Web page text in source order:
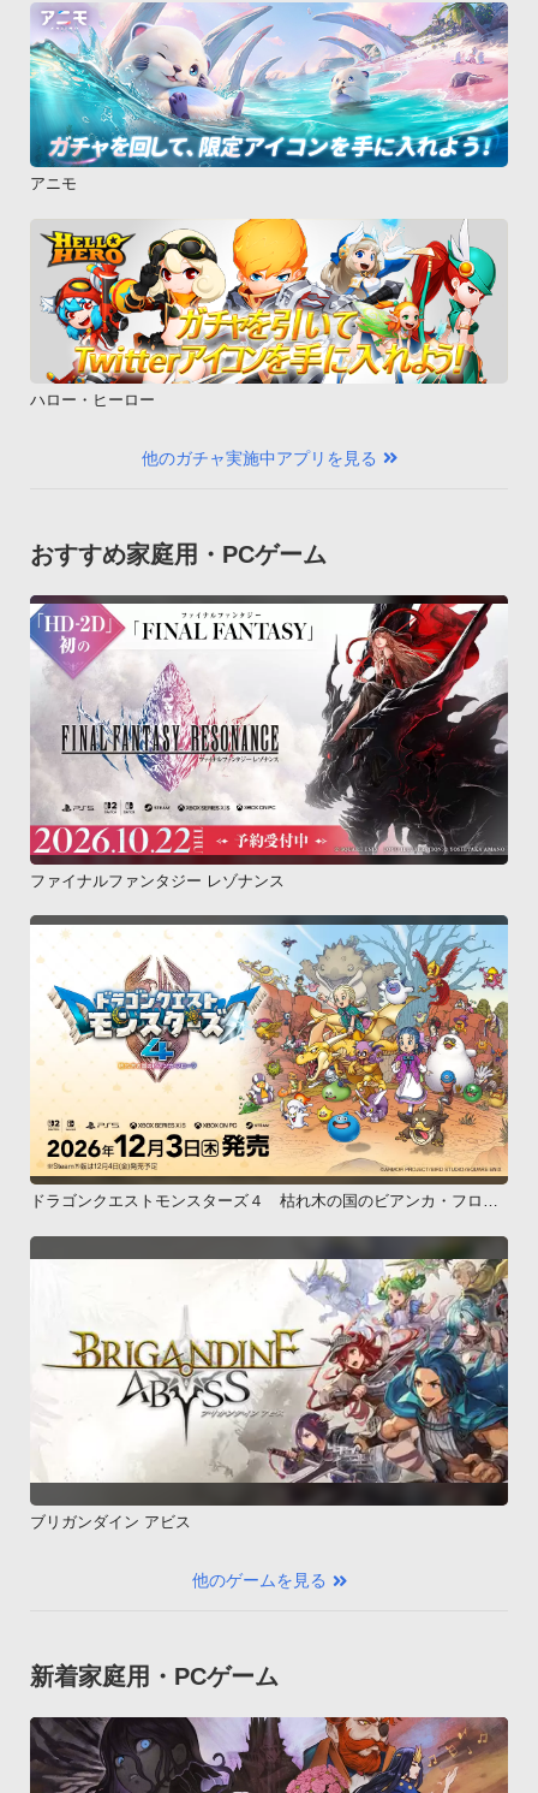
アニモ
ハロー・ヒーロー
他のガチャ実施中アプリを見る
おすすめ家庭用・PCゲーム
ファイナルファンタジー レゾナンス
ドラゴンクエストモンスターズ４ 枯れ木の国のビアンカ・フロー
ブリガンダイン アビス
他のゲームを見る
新着家庭用・PCゲーム